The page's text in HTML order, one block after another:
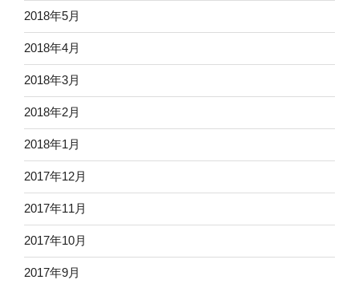
2018年5月
2018年4月
2018年3月
2018年2月
2018年1月
2017年12月
2017年11月
2017年10月
2017年9月